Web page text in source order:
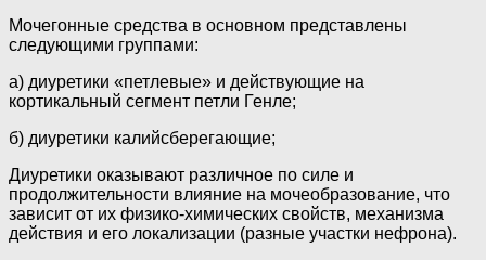
Мочегонные средства в основном представлены
следующими группами:
а) диуретики «петлевые» и действующие на
кортикальный сегмент петли Генле;
б) диуретики калийсберегающие;
Диуретики оказывают различное по силе и
продолжительности влияние на мочеобразование, что
зависит от их физико-химических свойств, механизма
действия и его локализации (разные участки нефрона).